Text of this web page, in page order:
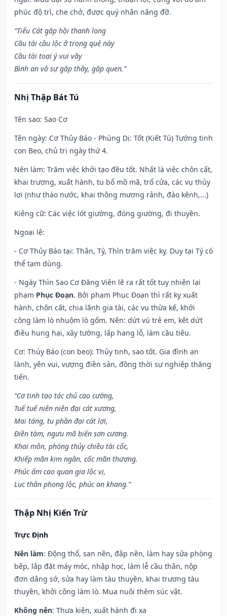
phúc độ trì, che chở, được quý nhân nâng đỡ.
“Tiểu Cát gặp hội thanh long
Cầu tài cầu lộc ở trong quẻ này
Cầu tài toại ý vui vầy
Bình an vô sự gặp thầy, gặp quen.”
Nhị Thập Bát Tú
Tên sao: Sao Cơ
Tên ngày: Cơ Thủy Báo - Phùng Dị: Tốt (Kiết Tú) Tướng tinh
con Beo, chủ trị ngày thứ 4.
Nên làm: Trăm việc khởi tạo đều tốt. Nhất là việc chôn cất,
khai trương, xuất hành, tu bổ mồ mã, trổ cửa, các vụ thủy
lợi (như tháo nước, khai thông mương rảnh, đào kênh,...)
Kiêng cữ: Các việc lót giường, đóng giường, đi thuyền.
Ngoại lệ:
- Cơ Thủy Báo tại: Thân, Tý, Thìn trăm việc kỵ. Duy tại Tý có
thể tạm dùng.
- Ngày Thìn Sao Cơ Đăng Viên lẽ ra rất tốt tuy nhiên lại
phạm Phục Đoạn. Bởi phạm Phục Đoạn thì rất kỵ xuất
hành, chôn cất, chia lãnh gia tài, các vụ thừa kế, khởi
công làm lò nhuộm lò gốm. Nên: dứt vú trẻ em, kết dứt
điều hung hại, xây tường, lấp hang lỗ, làm cầu tiêu.
Cơ: Thủy Báo (con beo): Thủy tinh, sao tốt. Gia đình an
lành, yên vui, vượng điền sản, đồng thời sự nghiệp thăng
tiến.
“Cơ tinh tạo tác chủ cao cường,
Tuế tuế niên niên đại cát xương,
Mai táng, tu phần đại cát lợi,
Điền tàm, ngưu mã biến sơn cương.
Khai môn, phóng thủy chiêu tài cốc,
Khiếp mãn kim ngân, cốc mãn thương.
Phúc ấm cao quan gia lộc vị,
Lục thân phong lộc, phúc an khang.”
Thập Nhị Kiến Trừ
Trực Định
Nên làm: Động thổ, san nền, đắp nền, làm hay sửa phòng
bếp, lắp đặt máy móc, nhập học, làm lễ cầu thân, nộp
đơn dâng sớ, sửa hay làm tàu thuyền, khai trương tàu
thuyền, khởi công làm lò. Mua nuôi thêm súc vật.
Không nên: Thưa kiện, xuất hành đi xa